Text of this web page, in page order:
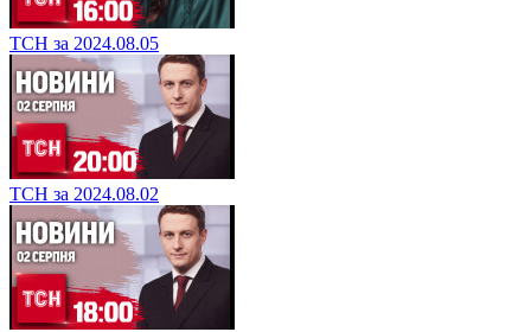
ТСН за 2024.08.05
ТСН за 2024.08.02